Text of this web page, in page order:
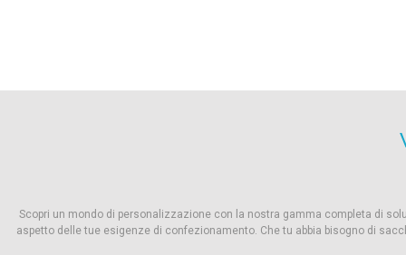
Scopri un mondo di personalizzazione con la nostra gamma completa di
aspetto delle tue esigenze di confezionamento. Che tu abbia bisogno di